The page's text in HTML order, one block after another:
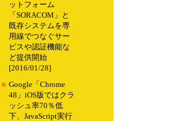
ットフォーム
「SORACOM」と
既存システムを専
用線でつなぐサー
ビスや認証機能な
ど提供開始
[2016/01/28]
■ Google「Chrome
48」iOS版ではクラ
ッシュ率70％低
下、JavaScript実行